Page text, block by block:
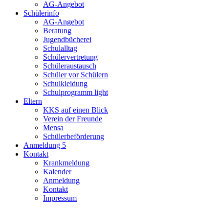
AG-Angebot
Schülerinfo
AG-Angebot
Beratung
Jugendbücherei
Schulalltag
Schülervertretung
Schüleraustausch
Schüler vor Schülern
Schulkleidung
Schulprogramm light
Eltern
KKS auf einen Blick
Verein der Freunde
Mensa
Schülerbeförderung
Anmeldung 5
Kontakt
Krankmeldung
Kalender
Anmeldung
Kontakt
Impressum